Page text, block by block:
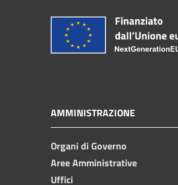
AMMINISTRAZIONE
Organi di Governo
Aree Amministrative
Uffici